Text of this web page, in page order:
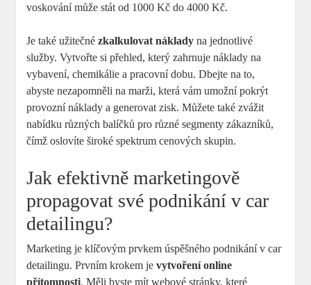
voskování ​může stát od 1000 ​Kč do 4000 Kč.
Je také užitečné‍zkalkulovat náklady na ​jednotlivé
‌služby. Vytvořte si přehled, který zahrnuje náklady ‍na
vybavení,‌ chemikálie a‍ pracovní dobu. Dbejte na to,
abyste nezapomněli⁣ na‍ marži, ‍která vám umožní​ pokrýt⁣
provozní náklady a generovat ​zisk. Můžete také zvážit
⁤nabídku různých balíčků ⁢pro různé segmenty zákazníků,
čímž oslovíte široké spektrum cenových skupin.
Jak efektivně marketingově
propagovat své podnikání v car
detailingu?
Marketing je klíčovým prvkem úspěšného podnikání v car
detailingu. Prvním ⁣krokem⁤ jevytvoření online
přítomnosti. Měli ‌byste ​mít ⁣webové ​stránky, které​